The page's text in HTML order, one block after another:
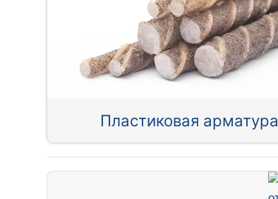
Пластиковая арматура